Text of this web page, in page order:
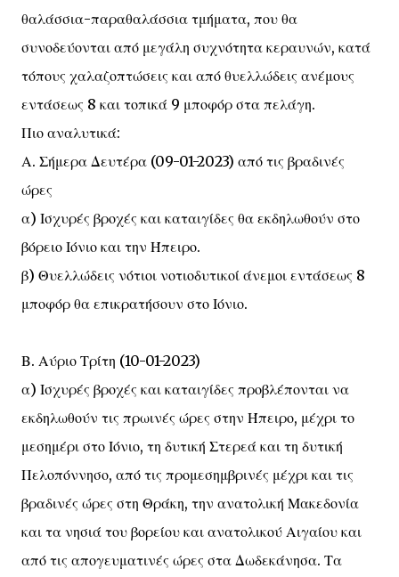
θαλάσσια-παραθαλάσσια τμήματα, που θα
συνοδεύονται από μεγάλη συχνότητα κεραυνών, κατά
τόπους χαλαζοπτώσεις και από θυελλώδεις ανέμους
εντάσεως 8 και τοπικά 9 μποφόρ στα πελάγη.
Πιο αναλυτικά:
Α. Σήμερα Δευτέρα (09-01-2023) από τις βραδινές
ώρες
α) Ισχυρές βροχές και καταιγίδες θα εκδηλωθούν στο
βόρειο Ιόνιο και την Ήπειρο.
β) Θυελλώδεις νότιοι νοτιοδυτικοί άνεμοι εντάσεως 8
μποφόρ θα επικρατήσουν στο Ιόνιο.
Β. Αύριο Τρίτη (10-01-2023)
α) Ισχυρές βροχές και καταιγίδες προβλέπονται να
εκδηλωθούν τις πρωινές ώρες στην Ήπειρο, μέχρι το
μεσημέρι στο Ιόνιο, τη δυτική Στερεά και τη δυτική
Πελοπόννησο, από τις προμεσημβρινές μέχρι και τις
βραδινές ώρες στη Θράκη, την ανατολική Μακεδονία
και τα νησιά του βορείου και ανατολικού Αιγαίου και
από τις απογευματινές ώρες στα Δωδεκάνησα. Τα